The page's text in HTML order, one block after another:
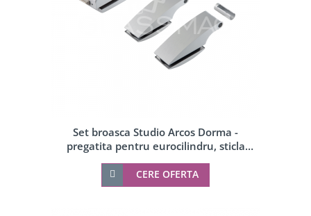
Set broasca Studio Arcos Dorma -
pregatita pentru eurocilindru, sticla
10mm
CERE OFERTA